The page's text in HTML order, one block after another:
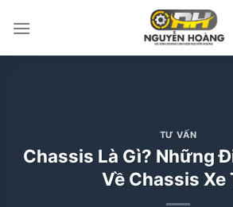
qua
TƯ VẤN
Chassis Là Gì? Những
Về Chassis Xe